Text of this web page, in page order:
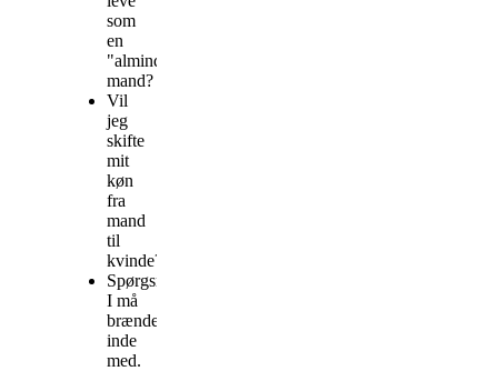
som
en
"almindelig"
mand?
Vil
jeg
skifte
mit
køn
fra
mand
til
kvinde?
Spørgsmål
I må
brænde
inde
med.